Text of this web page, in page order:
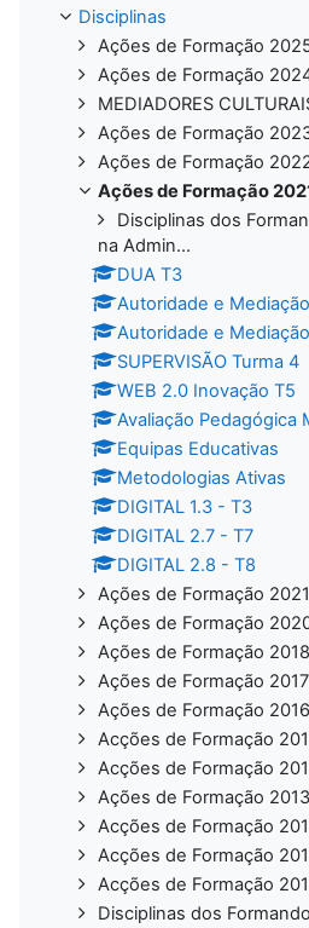
Disciplinas
Ações de Formação
Ações de Formação
MEDIADORES
Ações de Formação
Ações de Formação
Ações de Formação
Disciplinas dos
na Admin...
DUA T3
Autoridade e
Autoridade e
SUPERVISÃO Turma 4
WEB 2.0 Inovação T5
Avaliação Pedagógica
Equipas Educativas
Metodologias Ativas
DIGITAL 1.3 - T3
DIGITAL 2.7 - T7
DIGITAL 2.8 - T8
Ações de Formação 2021
Ações de Formação
Ações de Formação 2018
Ações de Formação 2017
Ações de Formação 2016
Acções de Formação
Acções de Formação
Ações de Formação 2013
Acções de Formação
Acções de Formação
Acções de Formação
Disciplinas dos